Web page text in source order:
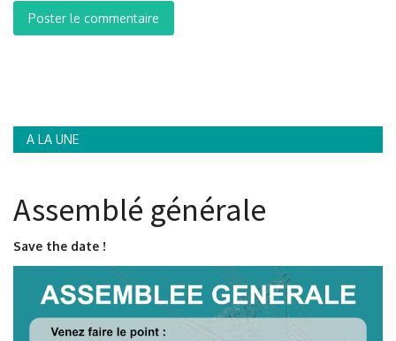
Poster le commentaire
A LA UNE
Assemblé générale
Save the date !